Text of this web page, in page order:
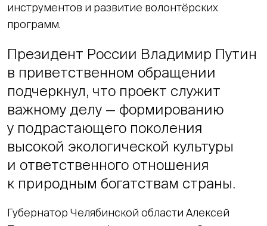
инструментов и развитие волонтёрских
программ.
Президент России Владимир Путин
в приветственном обращении
подчеркнул, что проект служит
важному делу — формированию
у подрастающего поколения
высокой экологической культуры
и ответственного отношения
к природным богатствам страны.
Губернатор Челябинской области Алексей